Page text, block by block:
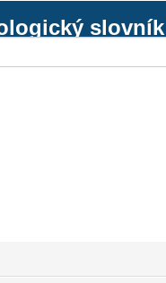
slovník